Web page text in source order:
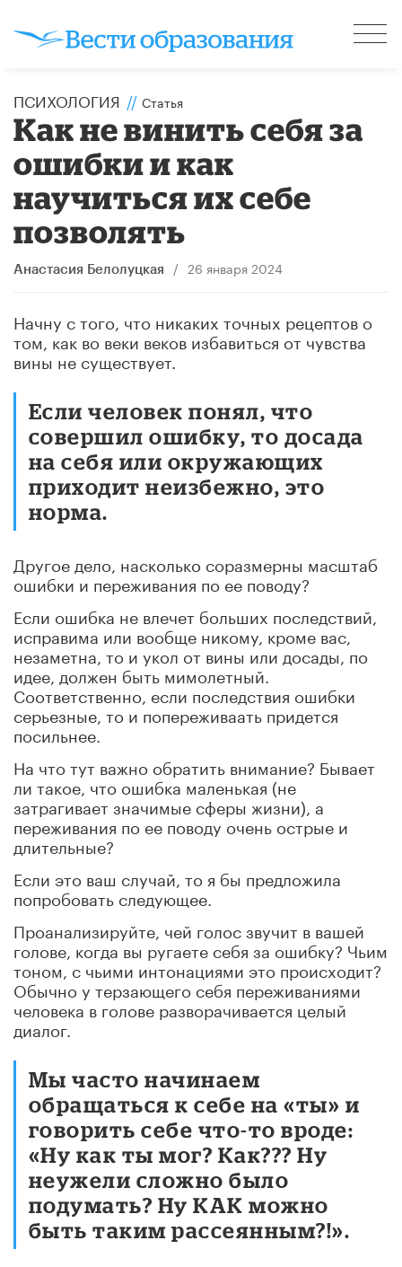
ПСИХОЛОГИЯ // Статья
Как не винить себя за
ошибки и как
научиться их себе
позволять
Анастасия Белолуцкая / 26 января 2024
Начну с того, что никаких точных рецептов о
том, как во веки веков избавиться от чувства
вины не существует.
Если человек понял, что
совершил ошибку, то досада
на себя или окружающих
приходит неизбежно, это
норма.
Другое дело, насколько соразмерны масштаб
ошибки и переживания по ее поводу?
Если ошибка не влечет больших последствий,
исправима или вообще никому, кроме вас,
незаметна, то и укол от вины или досады, по
идее, должен быть мимолетный.
Соответственно, если последствия ошибки
серьезные, то и попереживаать придется
посильнее.
На что тут важно обратить внимание? Бывает
ли такое, что ошибка маленькая (не
затрагивает значимые сферы жизни), а
переживания по ее поводу очень острые и
длительные?
Если это ваш случай, то я бы предложила
попробовать следующее.
Проанализируйте, чей голос звучит в вашей
голове, когда вы ругаете себя за ошибку? Чьим
тоном, с чьими интонациями это происходит?
Обычно у терзающего себя переживаниями
человека в голове разворачивается целый
диалог.
Мы часто начинаем
обращаться к себе на «ты» и
говорить себе что-то вроде:
«Ну как ты мог? Как??? Ну
неужели сложно было
подумать? Ну КАК можно
быть таким рассеянным?!».